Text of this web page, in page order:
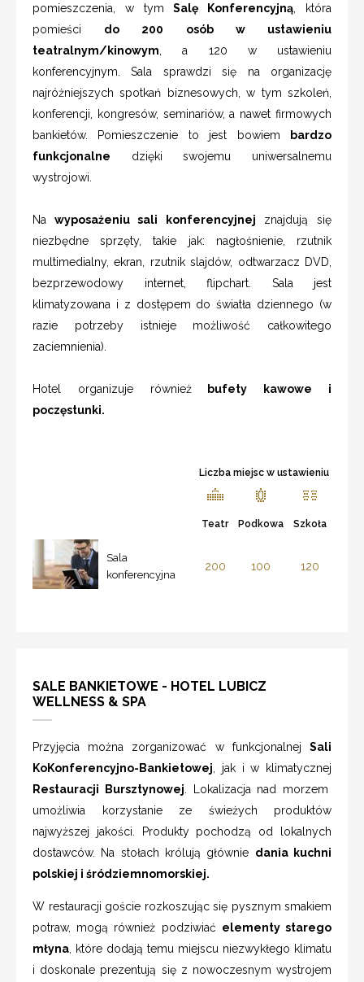
pomieszczenia, w tymSalę Konferencyjną , która
pomieści do 200 osób w ustawieniu
teatralnym/kinowym , a 120 w ustawieniu
konferencyjnym. Sala sprawdzi się na organizację
najróżniejszych spotkań biznesowych, w tym szkoleń,
konferencji, kongresów, seminariów, a nawet firmowych
bankietów. Pomieszczenie to jest bowiem
bardzo
funkcjonalne dzięki swojemu uniwersalnemu
wystrojowi.
Na wyposażeniu sali konferencyjnej znajdują się
niezbędne sprzęty, takie jak: nagłośnienie, rzutnik
multimedialny, ekran, rzutnik slajdów, odtwarzacz DVD,
bezprzewodowy internet, flipchart. Sala jest
klimatyzowana i z dostępem do światła dziennego (w
razie potrzeby istnieje możliwość całkowitego
zaciemnienia).
Hotel organizuje równieżbufety kawowe i
poczęstunki.
Liczba miejsc w ustawieniu
Teatr Podkowa Szkoła
Sala
konferencyjna
200 100 120
SALE BANKIETOWE - HOTEL LUBICZ
WELLNESS & SPA
Przyjęcia można zorganizować w funkcjonalnej Sali
KoKonferencyjno-Bankietowej , jak i w klimatycznej
Restauracji Bursztynowej . Lokalizacja nad morzem
umożliwia korzystanie ze świeżych produktów
najwyższej jakości. Produkty pochodzą od lokalnych
dostawców. Na stołach królują głównie dania kuchni
polskiej i śródziemnomorskiej.
W restauracji goście rozkoszując się pysznym smakiem
potraw, mogą również podziwiać elementy starego
młyna , które dodają temu miejscu niezwykłego klimatu
i doskonale prezentują się z nowoczesnym wystrojem